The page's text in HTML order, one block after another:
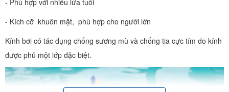
- Kích cỡ khuôn mặt, phù hợp cho người lớn
Kính bơi có tác dụng chống sương mù và chống tia cực tím do kính
được phủ một lớp đặc biệt.